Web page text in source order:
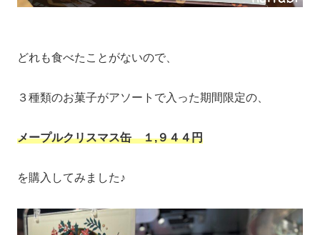
どれも食べたことがないので、
３種類のお菓子がアソートで入った期間限定の、
メープルクリスマス缶 １,９４４円
を購入してみました♪